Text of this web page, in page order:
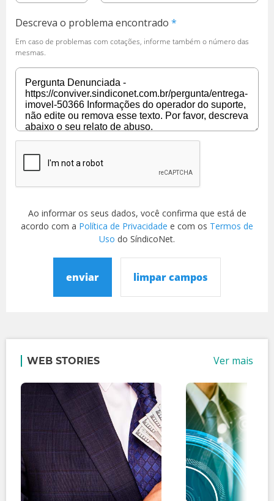
Descreva o problema encontrado
Em caso de problemas com cotações, informe também o número das
mesmas.
Ao informar os seus dados, você confirma que está de
acordo com a Política de Privacidade e com os Termos de
Uso do SíndicoNet.
enviar limpar campos
WEB STORIES Ver mais